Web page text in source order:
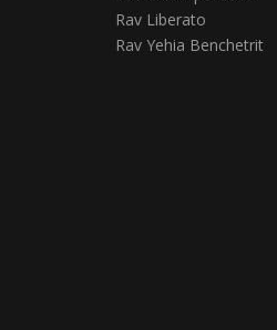
Rav Liberato
Rav Yehia Benchetrit